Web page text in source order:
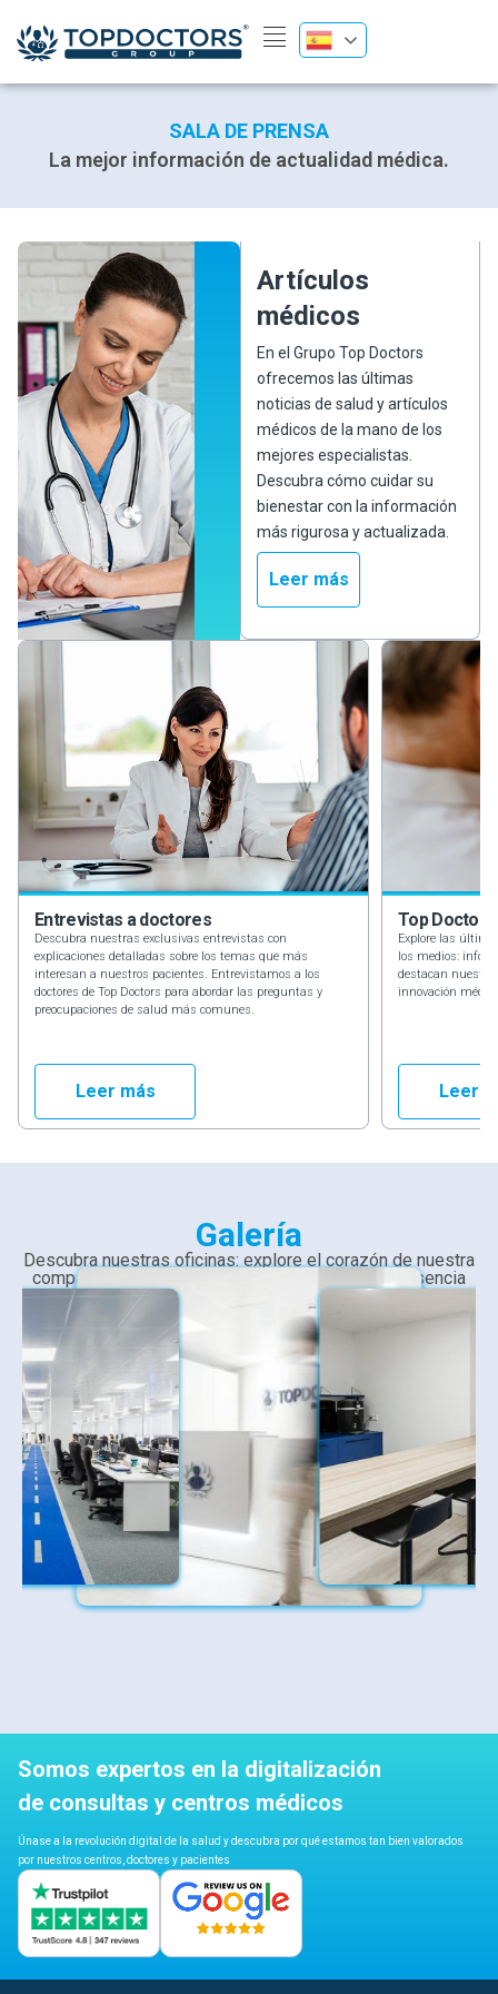
SALA DE PRENSA
La mejor información de actualidad médica.
Artículos
médicos
En el Grupo Top Doctors
ofrecemos las últimas
noticias de salud y artículos
médicos de la mano de los
mejores especialistas.
Descubra cómo cuidar su
bienestar con la información
más rigurosa y actualizada.
Leer más
Entrevistas adoctores
Descubra nuestras exclusivas entrevistas con
explicaciones detalladas sobre los temas que más
interesan a nuestros pacientes. Entrevistamos a los
doctores de Top Doctors para abordar las preguntas y
preocupaciones de salud más comunes.
Leer más
Top
Explore las
los medios:
destacan nuestra
innovación
Leer
Galería
Descubra nuestras oficinas: explore el corazón de nuestra
compañía a través de imágenes que capturan la esencia
de nuestro espacio de trabajo.
Somos expertos en la digitalización
de consultas y centros médicos
Únase a la revolución digital de la salud y descubra por qué estamos tan bien valorados
por nuestros centros, doctores y pacientes